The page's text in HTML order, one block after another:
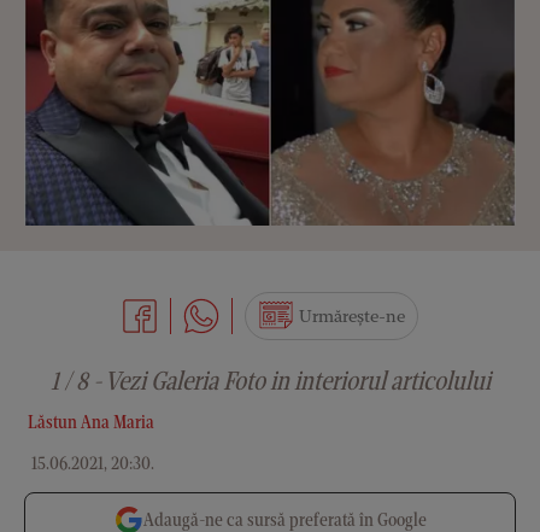
Lăstun Ana Maria
15.06.2021, 20:30.
Urmărește-ne
1 / 8 - Vezi Galeria Foto in interiorul articolului
Adaugă-ne ca sursă preferată în Google